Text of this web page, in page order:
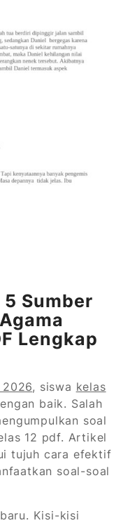
Sumber
Lengkap
, siswa kelas
baik. Salah
soal
12 pdf. Artikel
tujuh cara efektif
soal-soal
Kisi-kisi